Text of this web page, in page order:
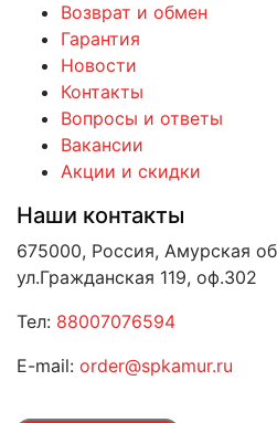
Возврат и обмен
Гарантия
Новости
Контакты
Вопросы и ответы
Вакансии
Акции и скидки
Наши контакты
675000, Россия, Амурская
ул.Гражданская 119, оф.302
Тел: 88007076594
E-mail: order@spkamur.ru